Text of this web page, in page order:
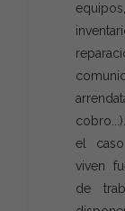
el
viven
de